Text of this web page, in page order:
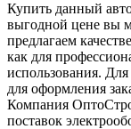
Купить данный
выгодной цене вы
предлагаем
как для
использования.
для оформления
Компания
поставок